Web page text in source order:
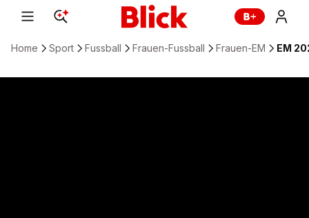
Home Sport Fussball Frauen-Fussball Frauen-EM EM